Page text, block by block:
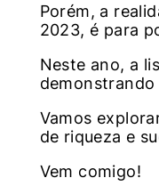
Porém, a
2023, é para
Neste ano, a
Vamos
de riqueza e
Vem comigo!